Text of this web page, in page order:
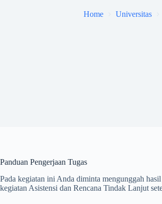
Home Universitas
Panduan Pengerjaan Tugas
Pada kegiatan ini Anda diminta mengunggah
kegiatan Asistensi dan Rencana Tindak Lanjut